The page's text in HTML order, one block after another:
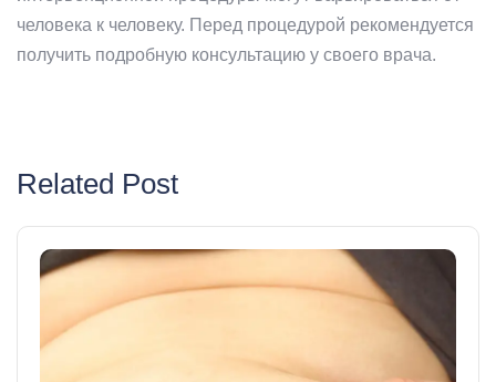
человека к человеку. Перед процедурой рекомендуется
получить подробную консультацию у своего врача.
Related Post